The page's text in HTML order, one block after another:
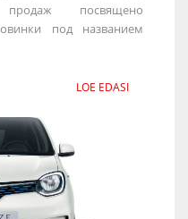
продаж посвящено
под названием
LOE EDASI